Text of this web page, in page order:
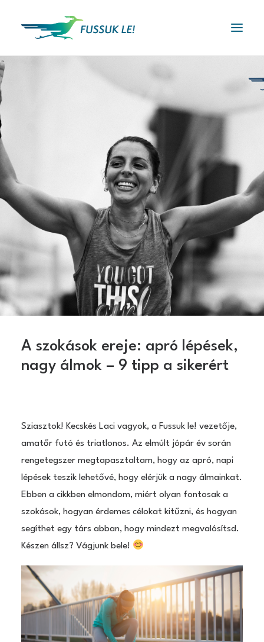
BLOG
KAPCSOLAT
A szokások ereje: apró lépések,
nagy álmok – 9 tipp a sikerért
Sziasztok! Kecskés Laci vagyok, a Fussuk le! vezetője,
amatőr futó és triatlonos. Az elmúlt jópár év során
rengetegszer megtapasztaltam, hogy az apró, napi
lépések teszik lehetővé, hogy elérjük a nagy álmainkat.
Ebben a cikkben elmondom, miért olyan fontosak a
szokások, hogyan érdemes célokat kitűzni, és hogyan
segíthet egy társ abban, hogy mindezt megvalósítsd.
Készen állsz? Vágjunk bele!